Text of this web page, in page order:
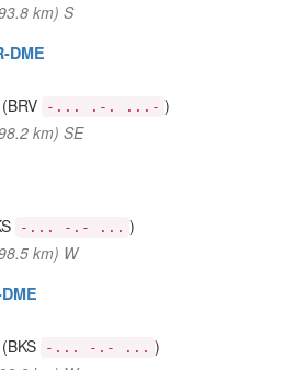
km) S
DME
(BRV -... .-. ...- )
km) SE
-... -.- ... )
km) W
(BKS -... -.- ... )